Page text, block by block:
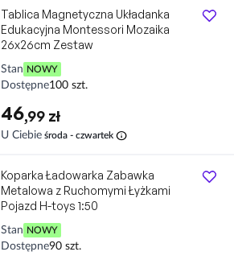
Tablica Magnetyczna Układanka
Edukacyjna Montessori Mozaika
26x26cm Zestaw
Stan NOWY
Dostępne100 szt.
46,99 zł
U Ciebie środa - czwartek info
Koparka Ładowarka Zabawka
Metalowa z Ruchomymi Łyżkami
Pojazd H-toys 1:50
Stan NOWY
Dostępne90 szt.